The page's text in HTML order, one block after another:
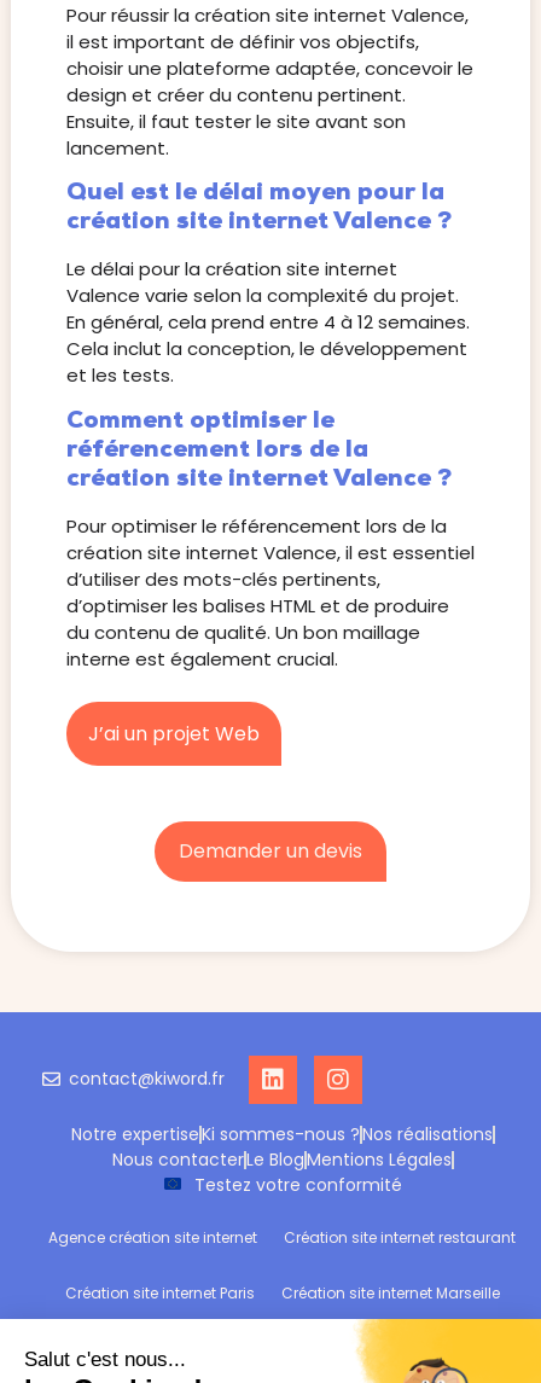
Pour réussir la création site internet Valence,
il est important de définir vos objectifs,
choisir une plateforme adaptée, concevoir le
design et créer du contenu pertinent.
Ensuite, il faut tester le site avant son
lancement.
Quel est le délai moyen pour la
création site internet Valence ?
Le délai pour la création site internet
Valence varie selon la complexité du projet.
En général, cela prend entre 4 à 12 semaines.
Cela inclut la conception, le développement
et les tests.
Comment optimiser le
référencement lors de la
création site internet Valence ?
Pour optimiser le référencement lors de la
création site internet Valence, il est essentiel
d’utiliser des mots-clés pertinents,
d’optimiser les balises HTML et de produire
du contenu de qualité. Un bon maillage
interne est également crucial.
J’ai un projet Web
Demander un devis
contact@kiword.fr
Notre expertiseKi sommes-nous ?Nos réalisations
Nous contacterLe BlogMentions Légales
Testez votre conformité
Agence création site internet Création site internet restaurant
Création site internet Paris Création site internet Marseille
Création site internet Reims Création site internet Wittelsheim